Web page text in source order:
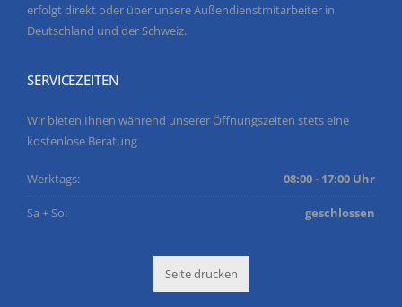
erfolgt direkt oder über unsere Außendienstmitarbeiter in
Deutschland und der Schweiz.
SERVICEZEITEN
Wir bieten Ihnen während unserer Öffnungszeiten stets eine
kostenlose Beratung
Werktags: 08:00 - 17:00 Uhr
Sa + So: geschlossen
Seite drucken